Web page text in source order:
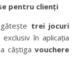
pentru clienți
trei jocuri
în aplicația
câștiga vouchere